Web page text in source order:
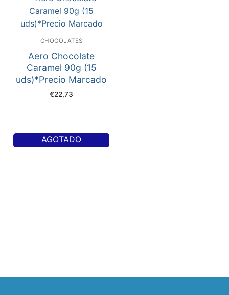
CHOCOLATES
Aero Chocolate
Caramel 90g (15
uds)*Precio Marcado
€22,73
AGOTADO